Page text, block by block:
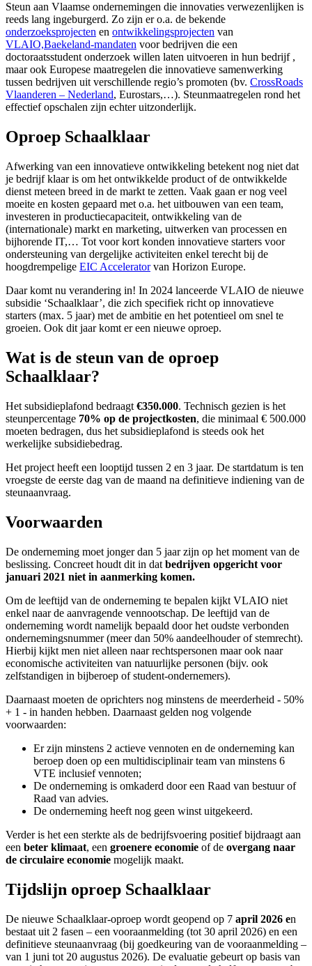
Steun aan Vlaamse ondernemingen die innovaties verwezenlijken is
reeds lang ingeburgerd. Zo zijn er o.a. de bekende
onderzoeksprojecten en ontwikkelingsprojecten van
VLAIO,Baekeland-mandaten voor bedrijven die een
doctoraatsstudent onderzoek willen laten uitvoeren in hun bedrijf ,
maar ook Europese maatregelen die innovatieve samenwerking
tussen bedrijven uit verschillende regio’s promoten (bv. CrossRoads
Vlaanderen – Nederland, Eurostars,…). Steunmaatregelen rond het
effectief opschalen zijn echter uitzonderlijk.
Oproep Schaalklaar
Afwerking van een innovatieve ontwikkeling betekent nog niet dat
je bedrijf klaar is om het ontwikkelde product of de ontwikkelde
dienst meteen breed in de markt te zetten. Vaak gaan er nog veel
moeite en kosten gepaard met o.a. het uitbouwen van een team,
investeren in productiecapaciteit, ontwikkeling van de
(internationale) markt en marketing, uitwerken van processen en
bijhorende IT,… Tot voor kort konden innovatieve starters voor
ondersteuning van dergelijke activiteiten enkel terecht bij de
hoogdrempelige EIC Acceleratorvan Horizon Europe.
Daar komt nu verandering in! In 2024 lanceerde VLAIO de nieuwe
subsidie ‘Schaalklaar’, die zich specifiek richt op innovatieve
starters (max. 5 jaar) met de ambitie en het potentieel om snel te
groeien. Ook dit jaar komt er een nieuwe oproep.
Wat is de steun van de oproep
Schaalklaar?
Het subsidieplafond bedraagt €350.000. Technisch gezien is het
steunpercentage 70% op de projectkosten, die minimaal € 500.000
moeten bedragen, dus het subsidieplafond is steeds ook het
werkelijke subsidiebedrag.
Het project heeft een looptijd tussen 2 en 3 jaar. De startdatum is ten
vroegste de eerste dag van de maand na definitieve indiening van de
steunaanvraag.
Voorwaarden
De onderneming moet jonger dan 5 jaar zijn op het moment van de
beslissing. Concreet houdt dit in dat bedrijven opgericht voor
januari 2021 niet in aanmerking komen.
Om de leeftijd van de onderneming te bepalen kijkt VLAIO niet
enkel naar de aanvragende vennootschap. De leeftijd van de
onderneming wordt namelijk bepaald door het oudste verbonden
ondernemingsnummer (meer dan 50% aandeelhouder of stemrecht).
Hierbij kijkt men niet alleen naar rechtspersonen maar ook naar
economische activiteiten van natuurlijke personen (bijv. ook
zelfstandigen in bijberoep of student-ondernemers).
Daarnaast moeten de oprichters nog minstens de meerderheid - 50%
+ 1 - in handen hebben. Daarnaast gelden nog volgende
voorwaarden:
Er zijn minstens 2 actieve vennoten en de onderneming kan
beroep doen op een multidisciplinair team van minstens 6
VTE inclusief vennoten;
De onderneming is omkaderd door een Raad van bestuur of
Raad van advies.
De onderneming heeft nog geen winst uitgekeerd.
Verder is het een sterkte als de bedrijfsvoering positief bijdraagt aan
een beter klimaat, een groenere economie of de overgang naar
de circulaire economie mogelijk maakt.
Tijdslijn oproep Schaalklaar
De nieuwe Schaalklaar-oproep wordt geopend op 7 april 2026 en
bestaat uit 2 fasen – een vooraanmelding (tot 30 april 2026) en een
definitieve steunaanvraag (bij goedkeuring van de vooraanmelding –
van 1 juni tot 20 augustus 2026). De evaluatie gebeurt op basis van